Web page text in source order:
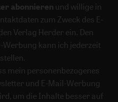
abonnieren und willige in
zum Zweck des E-
Verlag Herder ein. Den
kann ich jederzeit
mein personenbezogenes
und E-Mail-Werbung
um die Inhalte besser auf